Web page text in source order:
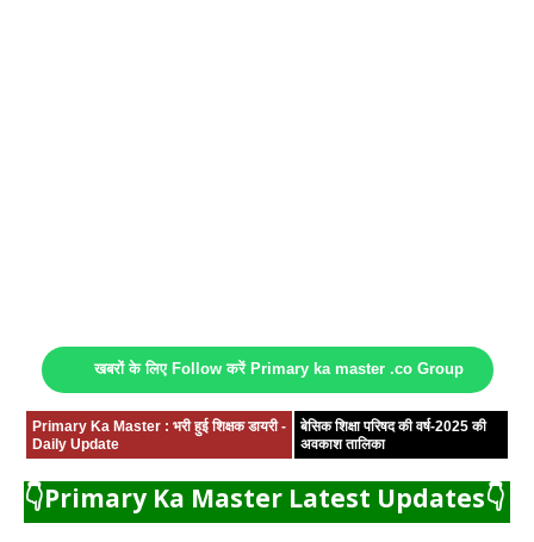
खबरों के लिए Follow करें Primary ka master .co Group
Primary Ka Master : भरी हुई शिक्षक डायरी -
Daily Update
बेसिक शिक्षा परिषद की वर्ष-2025 की
अवकाश तालिका
👇Primary Ka Master Latest Updates👇